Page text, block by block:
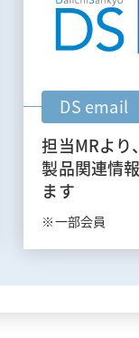
DS email
担当MRより
製品関連情
ます
※一部会員